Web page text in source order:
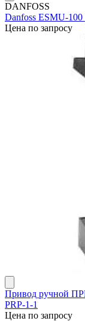
DANFOSS
Danfoss ESMU-
Цена по запросу
Привод ручной
PRP-1-1
Цена по запросу